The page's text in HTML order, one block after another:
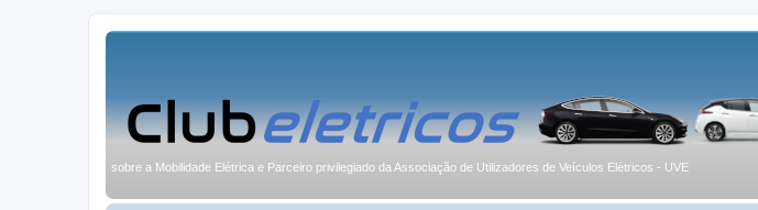
sobre a Mobilidade Elétrica e Parceiro privilegiado da Associação de Utilizadores de Veículos Elétricos - UVE